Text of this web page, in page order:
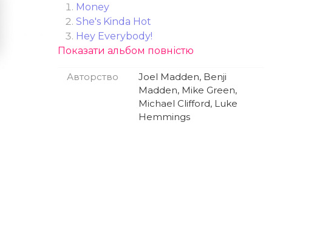
Money
She's Kinda Hot
Hey Everybody!
Permanent Vacation
Catch Fire
Waste the Night
Показати альбом повністю
Авторство
Joel Madden, Benji
Madden, Mike Green,
Michael Clifford, Luke
Hemmings